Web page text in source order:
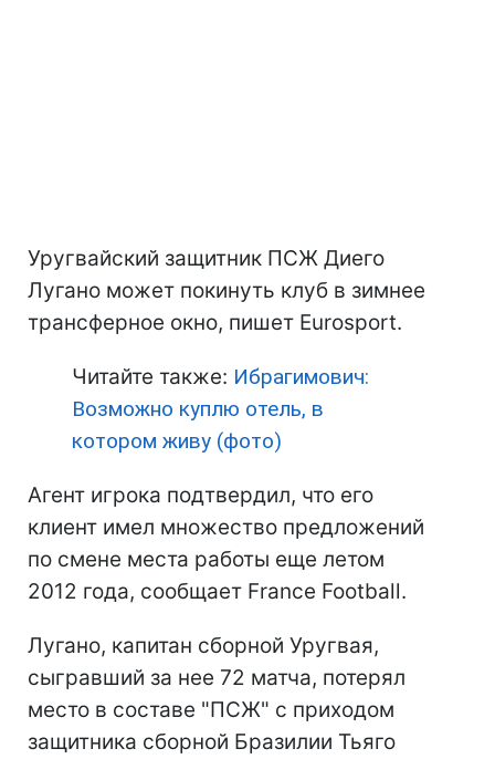
Уругвайский защитник ПСЖ Диего
Лугано может покинуть клуб в зимнее
трансферное окно, пишет Eurosport.
Читайте также: Ибрагимович:
Возможно куплю отель, в
котором живу (фото)
Агент игрока подтвердил, что его
клиент имел множество предложений
по смене места работы еще летом
2012 года, сообщает France Football.
Лугано, капитан сборной Уругвая,
сыгравший за нее 72 матча, потерял
место в составе "ПСЖ" с приходом
защитника сборной Бразилии Тьяго